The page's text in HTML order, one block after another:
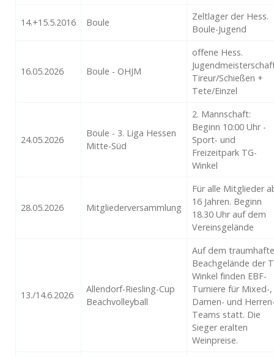
14.+15.5.2016 Boule
Zeltlager der Hess.
Boule-Jugend
16.05.2026 Boule - OHJM
offene Hess.
Tireur/Schießen +
Tete/Einzel
24.05.2026
Boule - 3. Liga Hessen
Mitte-Süd
2. Mannschaft:
Beginn 10:00 Uhr -
Sport- und
Freizeitpark TG-
Winkel
28.05.2026 Mitgliederversammlung
Für alle Mitglieder
16 Jahren. Beginn
18.30 Uhr auf dem
Vereinsgelände
13./14.6.2026
Allendorf-Riesling-Cup
Beachvolleyball
Auf dem
Beachgelände der
Winkel finden EBF-
Turniere für Mixed-,
Damen- und
Teams statt. Die
Sieger eralten
Weinpreise.